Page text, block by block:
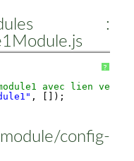
:
?
avec lien vers
, []);
config-